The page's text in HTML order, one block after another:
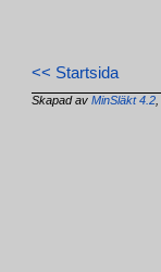
<< Startsida
Skapad avMinSläkt 4.2